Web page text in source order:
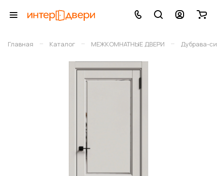
Главная – Каталог – МЕЖКОМНАТНЫЕ ДВЕРИ – Дубрава-